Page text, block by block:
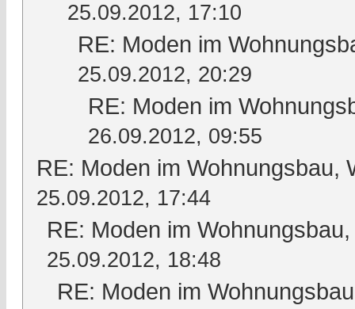
25.09.2012, 17:10
RE: Moden im
25.09.2012, 20:29
RE: Moden im
26.09.2012, 09:55
RE: Moden im Wohnungsbau,
25.09.2012, 17:44
RE: Moden im
25.09.2012, 18:48
RE: Moden im